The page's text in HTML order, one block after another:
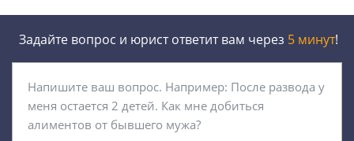
Задайте вопрос и юрист ответит вам через 5 минут!